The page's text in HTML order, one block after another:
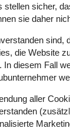
stellen sicher,
sie daher
sind,
die Website
In diesem Fall
aller